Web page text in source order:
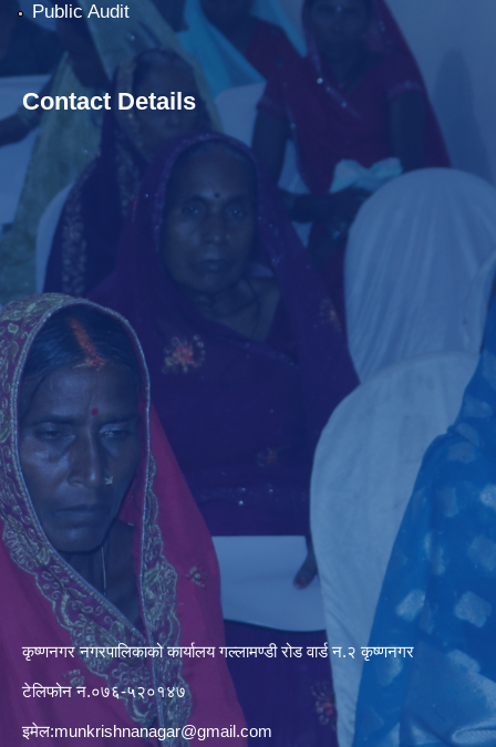
Public Audit
Contact Details
कृष्णनगर नगरपालिकाको कार्यालय गल्लामण्डी रोड वार्ड न.२ कृष्णनगर
टेलिफोन न.०७६-५२०१४७
इमेल:munkrishnanagar@gmail.com